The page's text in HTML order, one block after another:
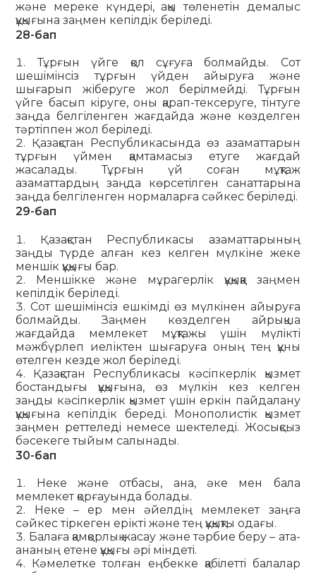
және мереке күндерi, ақы төленетін демалыс
құқығына заңмен кепiлдiк беріледi.
28-бап
Тұрғын үйге қол сұғуға болмайды. Сот
шешiмiнсiз тұрғын үйден айыруға және
шығарып жіберуге жол берiлмейдi. Тұрғын
үйге басып кiруге, оны қарап-тексеруге, тiнтуге
заңда белгіленген жағдайда және көзделген
тәртiппен жол берiледi.
Қазақстан Республикасында өз азаматтарын
тұрғын үймен қамтамасыз етуге жағдай
жасалады. Тұрғын үй соған мұқтаж
азаматтардың заңда көрсетiлген санаттарына
заңда белгіленген нормаларға сәйкес берiледi.
29-бап
Қазақстан Республикасы азаматтарының
заңды түрде алған кез келген мүлкіне жеке
меншiк құқығы бар.
Меншiкке және мұрагерлiк құқыққа заңмен
кепiлдік беріледі.
Сот шешiмiнсiз ешкiмдi өз мүлкiнен айыруға
болмайды. Заңмен көзделген айрықша
жағдайда мемлекет мұқтажы үшiн мүлiкті
мәжбүрлеп иеліктен шығаруға оның тең құны
өтелген кезде жол беріледі.
Қазақстан Республикасы кәсiпкерлiк қызмет
бостандығы құқығына, өз мүлкiн кез келген
заңды кәсiпкерлiк қызмет үшiн еркiн пайдалану
құқығына кепілдік береді. Монополистiк қызмет
заңмен реттеледi немесе шектеледi. Жосықсыз
бәсекеге тыйым салынады.
30-бап
Неке және отбасы, ана, әке мен бала
мемлекет қорғауында болады.
Неке – ер мен әйелдің мемлекет заңға
сәйкес тіркеген ерікті және тең құқықты одағы.
Балаға қамқорлық жасау және тәрбие беру – ата-
ананың етене құқығы әрi мiндетi.
Кәмелетке толған еңбекке қабiлеттi балалар